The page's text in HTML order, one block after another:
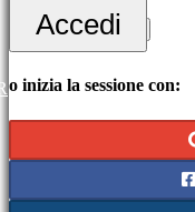
Categorie
Giochi
azione
di
Giochi
Registrati
Accedi
o inizia la sessione con: